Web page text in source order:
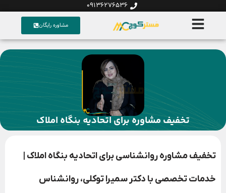
09136276536
مشاوره رایگان
تخفیف مشاوره برای اتحادیه بنگاه املاک
تخفیف مشاوره روانشناسی برای اتحادیه بنگاه املاک |
خدمات تخصصی با دکتر سمیرا توکلی، روانشناس